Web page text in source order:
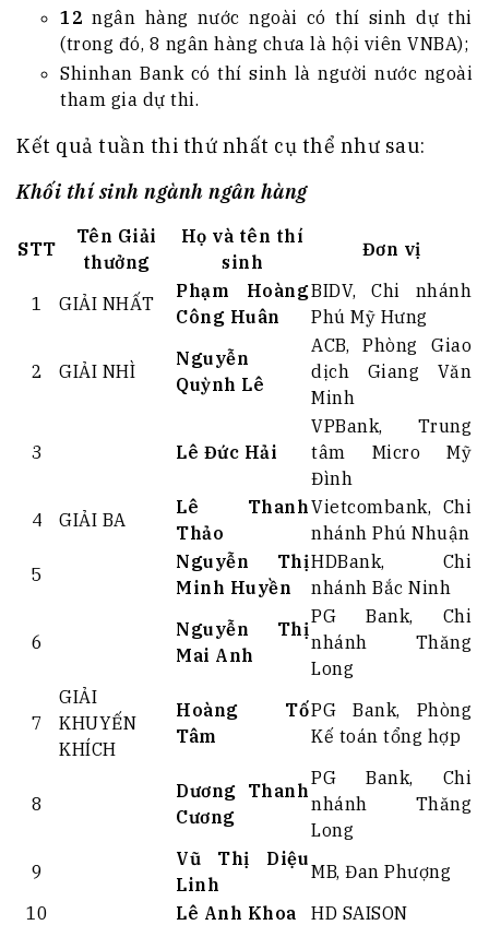
12 ngân hàng nước ngoài có thí sinh dự thi
(trong đó, 8 ngân hàng chưa là hội viên VNBA);
Shinhan Bank có thí sinh là người nước ngoài
tham gia dự thi.
Kết quả tuần thi thứ nhất cụ thể như sau:
Khối thí sinh ngành ngân hàng
STT
Tên Giải
thưởng
Họ và tên thí
sinh
Đơn vị
1 GIẢI NHẤT
Phạm Hoàng
Công Huân
BIDV, Chi nhánh
Phú Mỹ Hưng
2 GIẢI NHÌ
Nguyễn
Quỳnh Lê
ACB, Phòng Giao
dịch Giang Văn
Minh
3 Lê Đức Hải
VPBank, Trung
tâm Micro Mỹ
Đình
4
GIẢI BA
Lê Thanh
Thảo
Vietcombank, Chi
nhánh Phú Nhuận
5
Nguyễn Thị
Minh Huyền
HDBank, Chi
nhánh Bắc Ninh
6
Nguyễn Thị
Mai Anh
PG Bank, Chi
nhánh Thăng
Long
7
GIẢI
KHUYẾN
KHÍCH
Hoàng Tố
Tâm
PG Bank, Phòng
Kế toán tổng hợp
8
Dương Thanh
Cương
PG Bank, Chi
nhánh Thăng
Long
9
Vũ Thị Diệu
Linh
MB, Đan Phượng
10
Lê Anh Khoa HD SAISON